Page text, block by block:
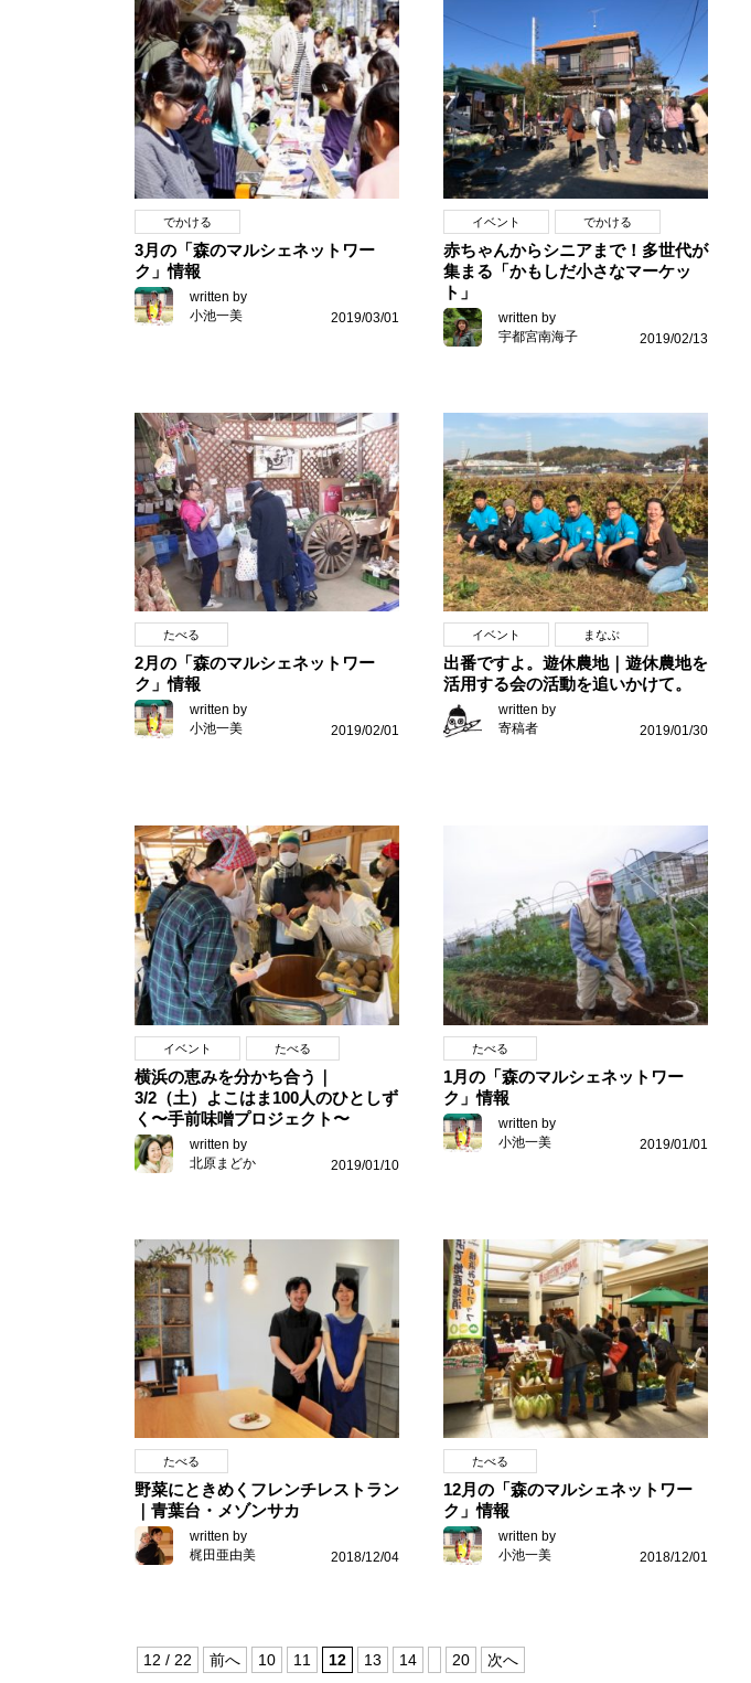
でかける
3月の「森のマルシェネットワー
ク」情報
written by
小池一美
2019/03/01
イベント でかける
赤ちゃんからシニアまで！多世代が
集まる「かもしだ小さなマーケッ
ト」
written by
宇都宮南海子
2019/02/13
たべる
2月の「森のマルシェネットワー
ク」情報
written by
小池一美
2019/02/01
イベント まなぶ
出番ですよ。遊休農地｜遊休農地を
活用する会の活動を追いかけて。
written by
寄稿者
2019/01/30
イベント たべる
横浜の恵みを分かち合う｜
3/2（土）よこはま100人のひとしず
く〜手前味噌プロジェクト〜
written by
北原まどか
2019/01/10
たべる
1月の「森のマルシェネットワー
ク」情報
written by
小池一美
2019/01/01
たべる
野菜にときめくフレンチレストラン
｜青葉台・メゾンサカ
written by
梶田亜由美
2018/12/04
たべる
12月の「森のマルシェネットワー
ク」情報
written by
小池一美
2018/12/01
12 / 22 前へ 10 11 12 13 14 20 次へ